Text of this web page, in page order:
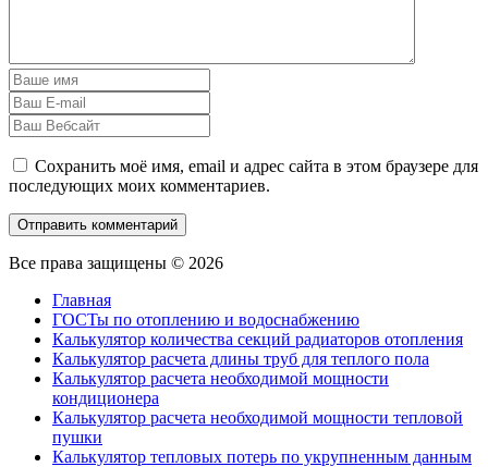
Сохранить моё имя, email и адрес сайта в этом браузере для
последующих моих комментариев.
Все права защищены © 2026
Главная
ГОСТы по отоплению и водоснабжению
Калькулятор количества секций радиаторов отопления
Калькулятор расчета длины труб для теплого пола
Калькулятор расчета необходимой мощности
кондиционера
Калькулятор расчета необходимой мощности тепловой
пушки
Калькулятор тепловых потерь по укрупненным данным